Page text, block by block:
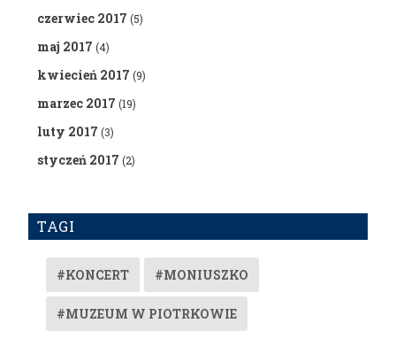
czerwiec 2017 (5)
maj 2017 (4)
kwiecień 2017 (9)
marzec 2017 (19)
luty 2017 (3)
styczeń 2017 (2)
TAGI
#KONCERT #MONIUSZKO
#MUZEUM W PIOTRKOWIE